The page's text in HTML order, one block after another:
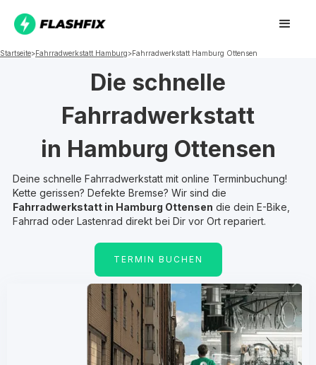
Startseite>Fahrradwerkstatt Hamburg>Fahrradwerkstatt Hamburg Ottensen
Die schnelle
Fahrradwerkstatt
in Hamburg Ottensen
Deine schnelle Fahrradwerkstatt mit online Terminbuchung!
Kette gerissen? Defekte Bremse? Wir sind die
Fahrradwerkstatt in Hamburg Ottensen die dein E-Bike,
Fahrrad oder Lastenrad direkt bei Dir vor Ort repariert.
TERMIN BUCHEN